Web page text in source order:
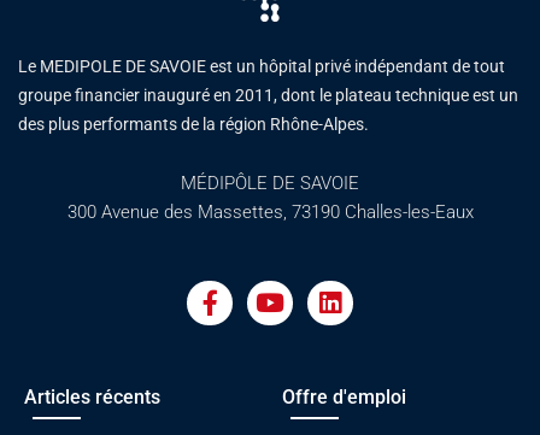
Le MEDIPOLE DE SAVOIE est un hôpital privé indépendant de tout
groupe financier inauguré en 2011, dont le plateau technique est un
des plus performants de la région Rhône-Alpes.
MÉDIPÔLE DE SAVOIE
300 Avenue des Massettes, 73190 Challes-les-Eaux
a
c
o
u
b
i
n
d
i
Articles récents Offre d'emploi